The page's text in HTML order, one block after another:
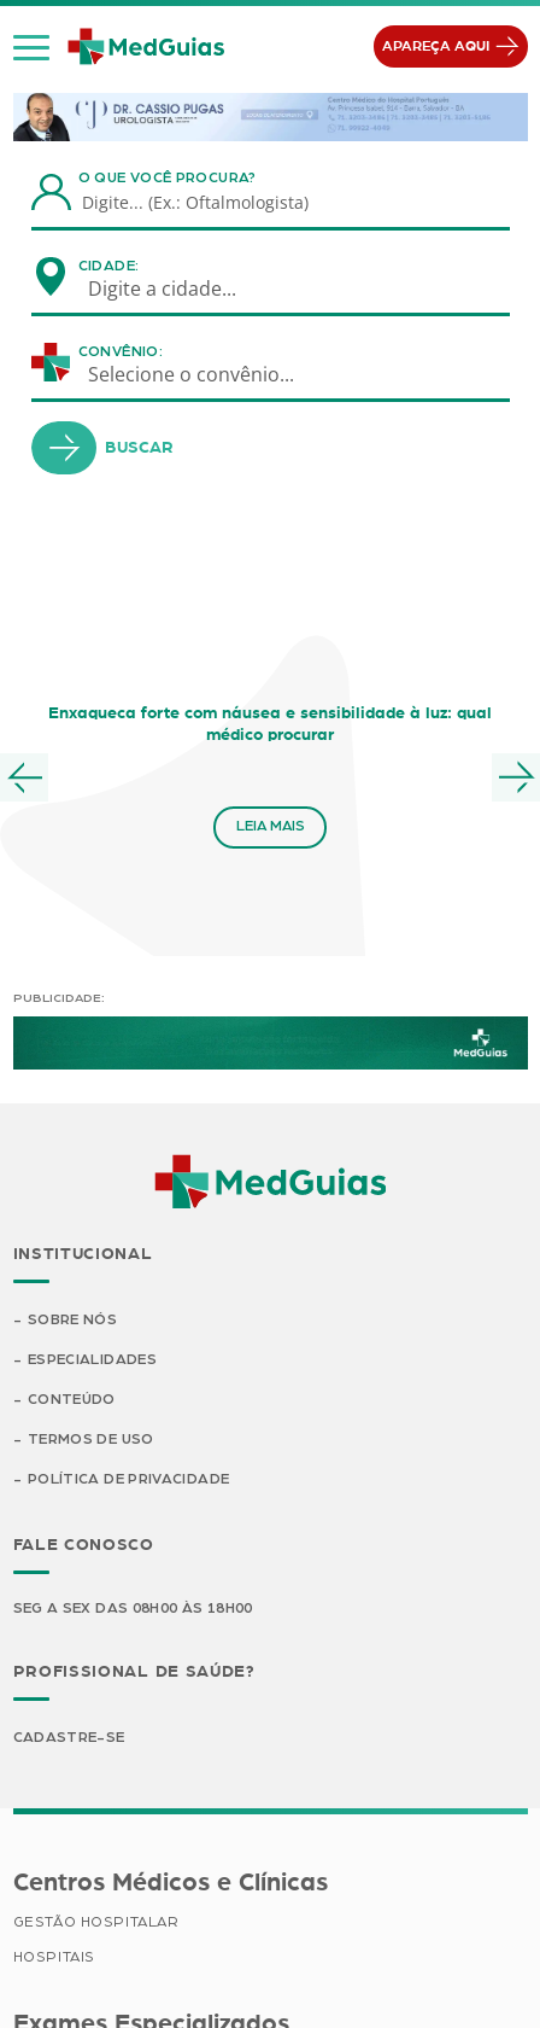
Ir para o conteúdo
APAREÇA AQUI
O QUE VOCÊ PROCURA?
CIDADE:
Digite a cidade...
CONVÊNIO:
Selecione o convênio...
BUSCAR
Enxaqueca forte com náusea e sensibilidade à luz: qual
médico procurar
LEIA MAIS
PUBLICIDADE:
INSTITUCIONAL
SOBRE NÓS
ESPECIALIDADES
CONTEÚDO
TERMOS DE USO
POLÍTICA DE PRIVACIDADE
FALE CONOSCO
SEG A SEX DAS 08H00 ÀS 18H00
PROFISSIONAL DE SAÚDE?
CADASTRE-SE
Centros Médicos e Clínicas
GESTÃO HOSPITALAR
HOSPITAIS